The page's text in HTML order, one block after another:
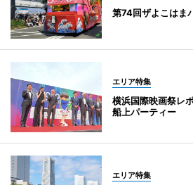
第74回ザよこは
エリア特集
横浜国際映画祭レ
船上パーティー
エリア特集